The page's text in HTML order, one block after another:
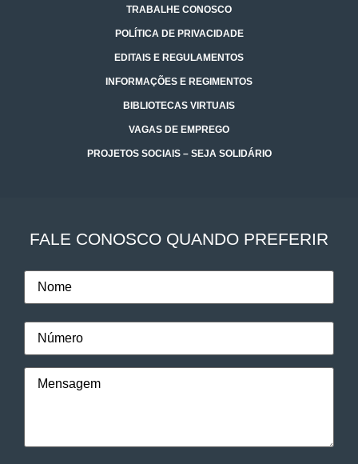
TRABALHE CONOSCO
POLÍTICA DE PRIVACIDADE
EDITAIS E REGULAMENTOS
INFORMAÇÕES E REGIMENTOS
BIBLIOTECAS VIRTUAIS
VAGAS DE EMPREGO
PROJETOS SOCIAIS – SEJA SOLIDÁRIO
FALE CONOSCO QUANDO PREFERIR